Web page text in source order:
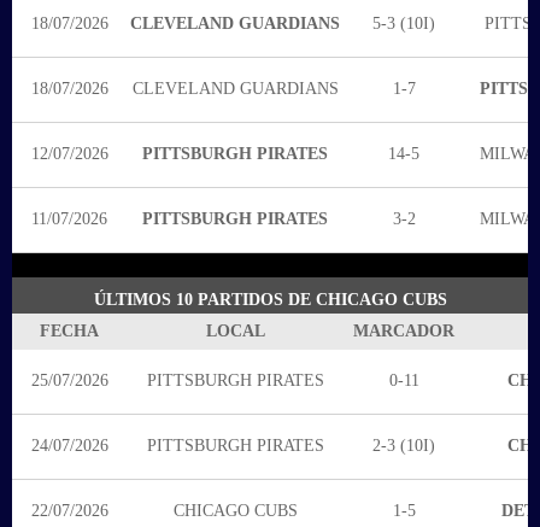
18/07/2026 CLEVELAND GUARDIANS 5-3 (10I)
18/07/2026 CLEVELAND GUARDIANS 1-7
12/07/2026 PITTSBURGH PIRATES 14-5
11/07/2026 PITTSBURGH PIRATES 3-2
ÚLTIMOS 10 PARTIDOS DE CHICAGO CUBS
FECHA
LOCAL MARCADOR
25/07/2026 PITTSBURGH PIRATES 0-11
24/07/2026 PITTSBURGH PIRATES 2-3 (10I)
22/07/2026 CHICAGO CUBS 1-5